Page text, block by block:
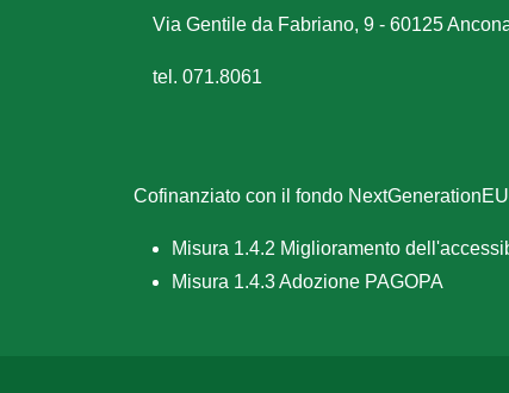
Via Gentile da Fabriano, 9 - 60125
tel. 071.8061
Cofinanziato con il fondo
Misura 1.4.2 Miglioramento
Misura 1.4.3 Adozione PAGOPA